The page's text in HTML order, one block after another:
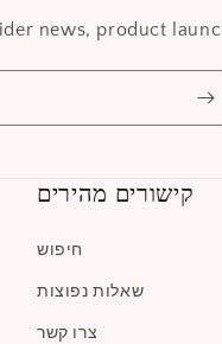
news, product
קישורים מהירים
חיפוש
שאלות נפוצות
צרו קשר